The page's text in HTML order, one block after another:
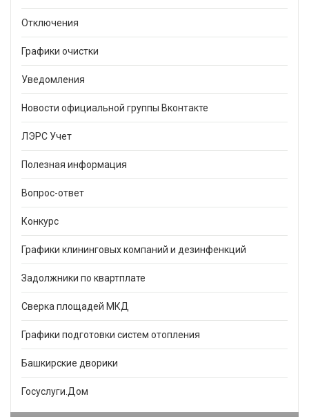
Отключения
Графики очистки
Уведомления
Новости официальной группы Вконтакте
ЛЭРС Учет
Полезная информация
Вопрос-ответ
Конкурс
Графики клининговых компаний и дезинфенкций
Задолжники по квартплате
Сверка площадей МКД
Графики подготовки систем отопления
Башкирские дворики
Госуслуги.Дом